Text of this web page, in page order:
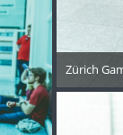
Zürich